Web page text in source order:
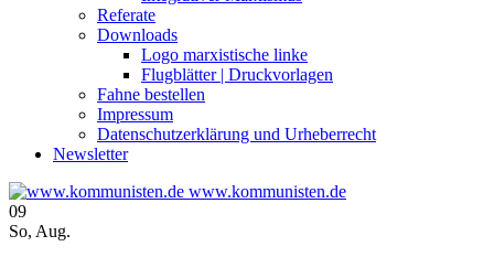
Referate
Downloads
Logo marxistische linke
Flugblätter | Druckvorlagen
Fahne bestellen
Impressum
Datenschutzerklärung und Urheberrecht
Newsletter
www.kommunisten.de
09
So, Aug.